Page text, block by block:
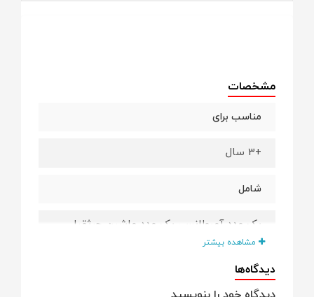
مشخصات
مناسب برای
+3 سال
شامل
یک عدد آمبولانس، یک عدد ماشین جرثقیل،
یک عدد جیپ، یک عدد سواری شاستی بلند به
که یک کامیون های فلزی شامل یک عدد آب
پاش و یک عدد ماشین همراه با نردبان می
مشاهده بیشتر
دیدگاه‌ها